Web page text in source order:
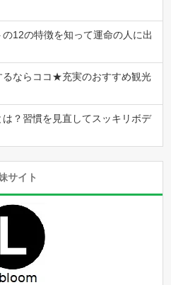
12の特徴を知って運命の人に出
るならココ★充実のおすすめ観光
？習慣を見直してスッキリボデ
サイト